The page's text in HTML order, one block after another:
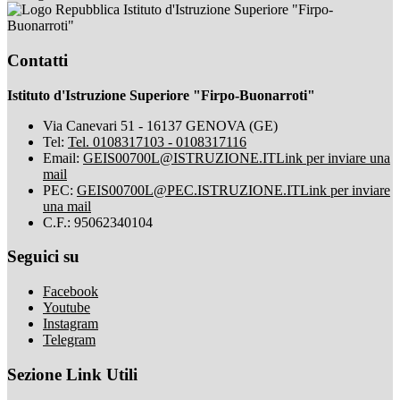
Istituto d'Istruzione Superiore "Firpo-
Buonarroti"
Contatti
Istituto d'Istruzione Superiore "Firpo-Buonarroti"
Via Canevari 51 - 16137 GENOVA (GE)
Tel: Tel. 0108317103 - 0108317116
Email: GEIS00700L@ISTRUZIONE.ITLink per inviare una
mail
PEC: GEIS00700L@PEC.ISTRUZIONE.ITLink per inviare
una mail
C.F.: 95062340104
Seguici su
Facebook
Youtube
Instagram
Telegram
Sezione Link Utili